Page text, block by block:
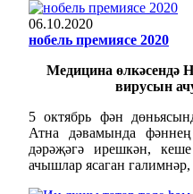
06.10.2020
нобель премиясе 2020
Медицина өлкәсендә
вирусын
5 октябрь фән
Атна дәвамында
дәрәҗәгә ирешкән,
ачышлар ясаган